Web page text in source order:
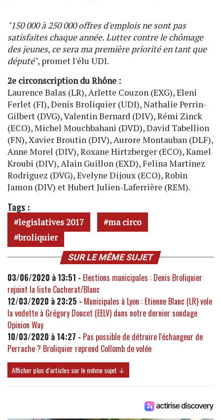
"150 000 à 250 000 offres d'emplois ne sont pas
satisfaites chaque année. Lutter contre le chômage
des jeunes, ce sera ma première priorité en tant que
député", promet l'élu UDI.
2e circonscription du Rhône :
Laurence Balas (LR), Arlette Couzon (EXG), Eleni
Ferlet (FI), Denis Broliquier (UDI), Nathalie Perrin-
Gilbert (DVG), Valentin Bernard (DIV), Rémi Zinck
(ECO), Michel Mouchbahani (DVD), David Tabellion
(FN), Xavier Broutin (DIV), Aurore Montauban (DLF),
Anne Morel (DIV), Roxane Hirtzberger (ECO), Kamel
Kroubi (DIV), Alain Guillon (EXD), Felina Martinez
Rodriguez (DVG), Evelyne Dijoux (ECO), Robin
Jamon (DIV) et Hubert Julien-Laferrière (REM).
Tags :
legislatives 2017
ma circo
broliquier
SUR LE MÊME SUJET
03/06/2020 à 13:51 - Elections municipales : Denis Broliquier
rejoint la liste Cucherat/Blanc
12/03/2020 à 23:25 - Municipales à Lyon : Etienne Blanc (LR) vole
la vedette à Grégory Doucet (EELV) dans notre dernier sondage
Opinion Way
10/03/2020 à 14:27 - Pas possible de détruire l'échangeur de
Perrache ? Broliquier reprend Collomb de volée
Afficher plus d'articles sur le même sujet ↓